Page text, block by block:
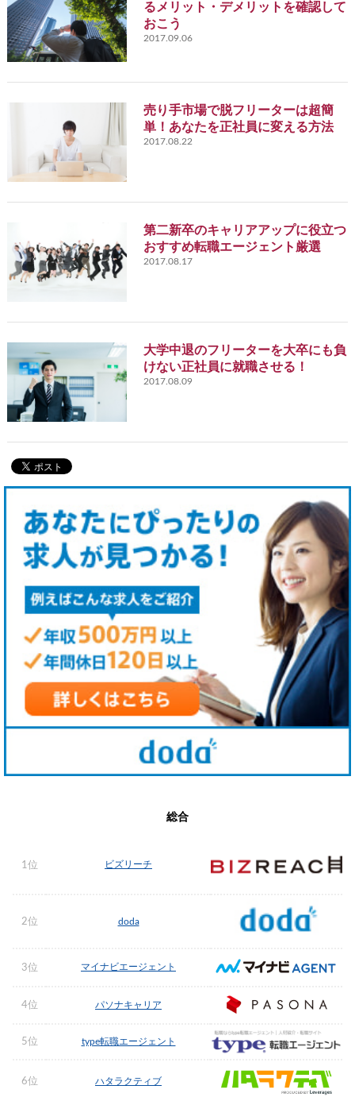
るメリット・デメリットを確認して
おこう
2017.09.06
売り手市場で脱フリーターは超簡
単！あなたを正社員に変える方法
2017.08.22
第二新卒のキャリアアップに役立つ
おすすめ転職エージェント厳選
2017.08.17
大学中退のフリーターを大卒にも負
けない正社員に就職させる！
2017.08.09
総合
1位 ビズリーチ
2位 doda
3位 マイナビエージェント
4位 パソナキャリア
5位 type転職エージェント
6位 ハタラクティブ